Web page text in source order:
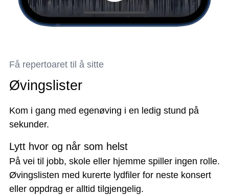
Få repertoaret til å sitte
Øvingslister
Kom i gang med egenøving i en ledig stund på
sekunder.
Lytt hvor og når som helst
På vei til jobb, skole eller hjemme spiller ingen rolle.
Øvingslisten med kurerte lydfiler for neste konsert
eller oppdrag er alltid tilgjengelig.